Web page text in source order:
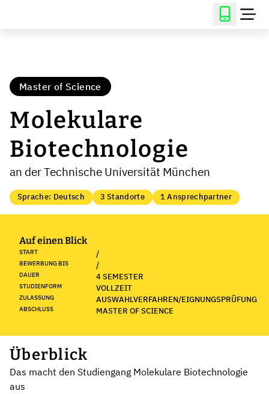
Master of Science
Molekulare
Biotechnologie
an der Technische Universität München
Sprache: Deutsch 3 Standorte 1 Ansprechpartner
Auf einen Blick
START /
BEWERBUNG BIS /
DAUER 4 SEMESTER
STUDIENFORM VOLLZEIT
ZULASSUNG AUSWAHLVERFAHREN/EIGNUNGSPRÜFUNG
ABSCHLUSS MASTER OF SCIENCE
Überblick
Das macht den Studiengang Molekulare Biotechnologie
aus